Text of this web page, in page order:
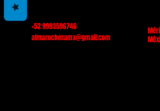
+52 9993596746
almarockeramx@gmail.com